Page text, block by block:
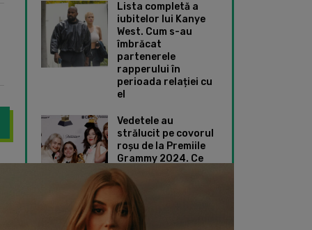
Lista completă a
iubitelor lui Kanye
West. Cum s-au
îmbrăcat
partenerele
rapperului în
perioada relației cu
el
Vedetele au
strălucit pe covorul
roșu de la Premiile
Grammy 2024. Ce
ținute speciale au
ales Taylor Swift și
Dua Lipa
căutat obsesiv românii pe Shazam în ultima perioadă